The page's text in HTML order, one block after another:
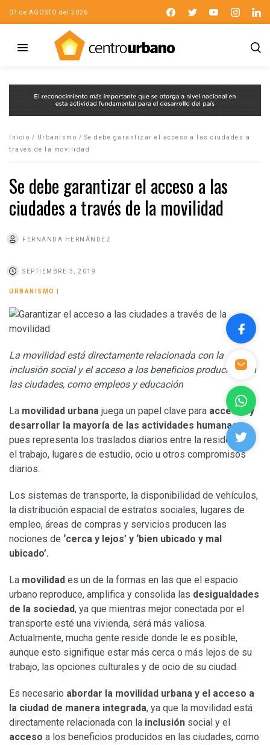
07 de AGOSTO del 2026
Inicio / Urbanismo / Se debe garantizar el acceso a las ciudades a
través de la movilidad
Se debe garantizar el acceso a las
ciudades a través de la movilidad
FERNANDA HERNÁNDEZ
SEPTIEMBRE 3, 2019
URBANISMO
La movilidad está directamente relacionada con la
inclusión social y el acceso a los beneficios producidos en
las ciudades, como empleos y educación
La movilidad urbana juega un papel clave para acceder y
desarrollar la mayoría de las actividades humanas,
pues representa los traslados diarios entre la residencia y
el trabajo, lugares de estudio, ocio u otros compromisos
diarios.
Los sistemas de transporte, la disponibilidad de vehículos,
la distribución espacial de estratos sociales, lugares de
empleo, áreas de compras y servicios producen las
nociones de ‘cerca y lejos’ y ‘bien ubicado y mal
ubicado’.
La movilidad es un de la formas en las que el espacio
urbano reproduce, amplifica y consolida las desigualdades
de la sociedad, ya que mientras mejor conectada por el
transporte esté una vivienda, será más valiosa.
Actualmente, mucha gente reside donde le es posible,
aunque esto signifique estar más cerca o más lejos de su
trabajo, las opciones culturales y de ocio de su ciudad.
Es necesario abordar la movilidad urbana y el acceso a
la ciudad de manera integrada, ya que la movilidad está
directamente relacionada con la inclusión social y el
acceso a los beneficios producidos en las ciudades, como